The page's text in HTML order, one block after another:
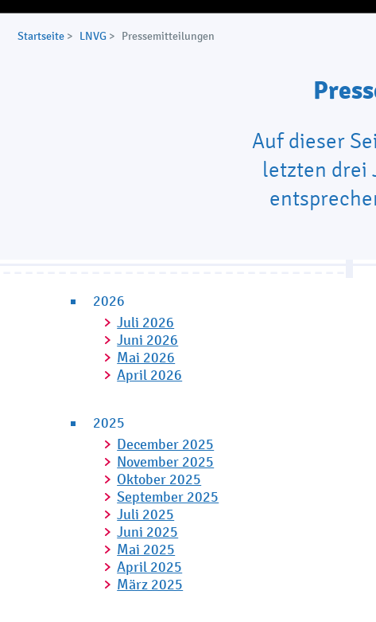
Startseite > LNVG > Pressemitteilungen
Auf dieser
letzten drei
2026
Juli 2026
Juni 2026
Mai 2026
April 2026
2025
December 2025
November 2025
Oktober 2025
September 2025
Juli 2025
Juni 2025
Mai 2025
April 2025
März 2025